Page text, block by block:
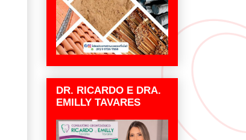
DR. RICARDO E DRA.
EMILLY TAVARES